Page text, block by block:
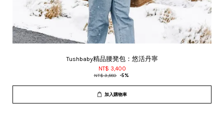
Tushbaby精品腰凳包：悠活丹寧
NT$ 3,400
NT$ 3,580 -5%
加入購物車